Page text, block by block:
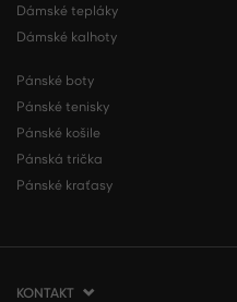
Dámské tepláky
Dámské kalhoty
Pánské boty
Pánské tenisky
Pánské košile
Pánská trička
Pánské kraťasy
KONTAKT